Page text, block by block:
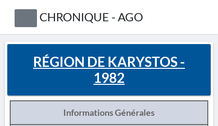
CHRONIQUE - AGO
RÉGION DE KARYSTOS -
1982
Informations Générales